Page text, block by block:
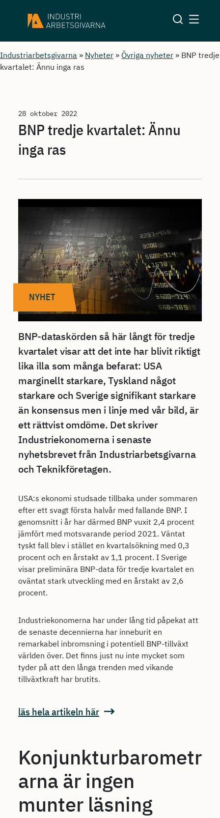
Industriarbetsgivarna » Nyheter » Övriga nyheter » BNP tredje
kvartalet: Ännu inga ras
28 oktober 2022
BNP tredje kvartalet: Ännu
inga ras
NYHET
BNP-dataskörden så här långt för tredje
kvartalet visar att det inte har blivit riktigt
lika illa som många befarat: USA
marginellt starkare, Tyskland något
starkare och Sverige signifikant starkare
än konsensus men i linje med vår bild, är
ett rättvist omdöme. Det skriver
Industriekonomerna i senaste
nyhetsbrevet från Industriarbetsgivarna
och Teknikföretagen.
USA:s ekonomi studsade tillbaka under sommaren
efter ett svagt första halvår med fallande BNP. I
genomsnitt i år har därmed BNP vuxit 2,4 procent
jämfört med motsvarande period 2021. Väntat
tyskt fall blev i stället en kvartalsökning med 0,3
procent och en årstakt av 1,1 procent. I Sverige
visar preliminära BNP-data för tredje kvartalet en
oväntat stark utveckling med en årstakt av 2,6
procent.
Industriekonomerna har under lång tid påpekat att
de senaste decennierna har inneburit en
remarkabel inbromsning i potentiell BNP-tillväxt
världen över. Det finns just nu inte mycket som
tyder på att den långa trenden med vikande
tillväxtkraft har brutits.
läs hela artikeln här
Konjunkturbarometr
arna är ingen
munter läsning